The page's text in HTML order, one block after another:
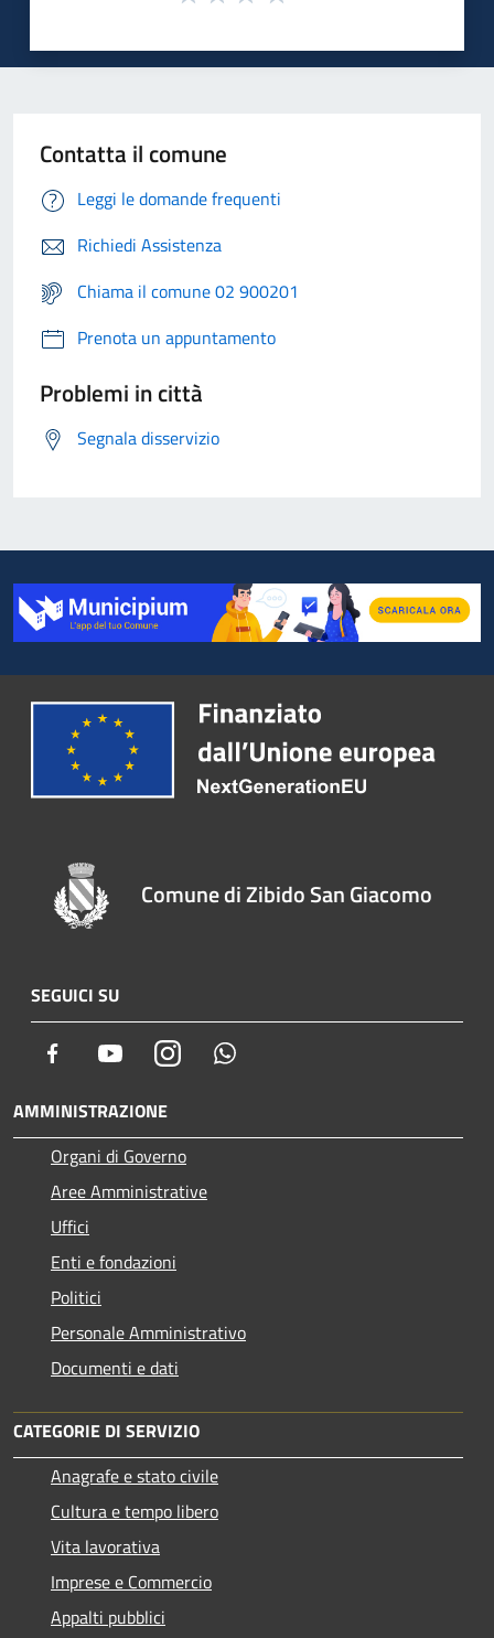
Contatta il comune
Leggi le domande frequenti
Richiedi Assistenza
Chiama il comune 02 900201
Prenota un appuntamento
Problemi in città
Segnala disservizio
Comune di Zibido San Giacomo
SEGUICI SU
Facebook YoutubeInstagram
AMMINISTRAZIONE
Organi di Governo
Aree Amministrative
Uffici
Enti e fondazioni
Politici
Personale Amministrativo
Documenti e dati
CATEGORIE DI SERVIZIO
Anagrafe e stato civile
Cultura e tempo libero
Vita lavorativa
Imprese e Commercio
Appalti pubblici